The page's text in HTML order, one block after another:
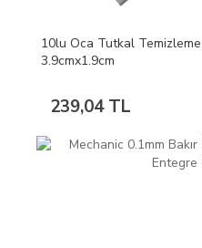
10lu Oca Tutkal
3.9cmx1.9cm
239,04 TL